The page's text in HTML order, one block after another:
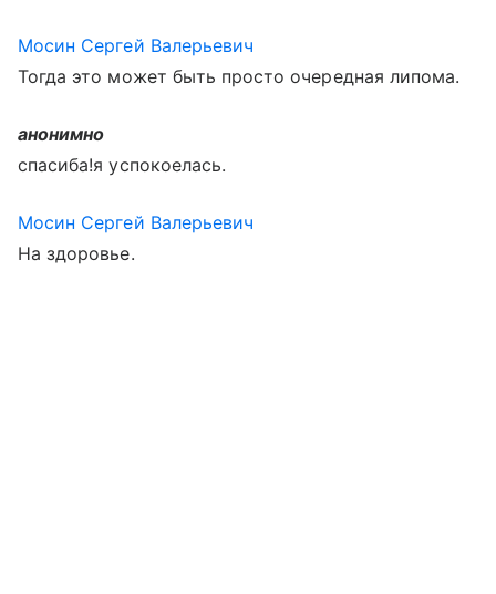
Мосин Сергей Валерьевич
Тогда это может быть просто очередная липома.
анонимно
спасиба!я успокоелась.
Мосин Сергей Валерьевич
На здоровье.